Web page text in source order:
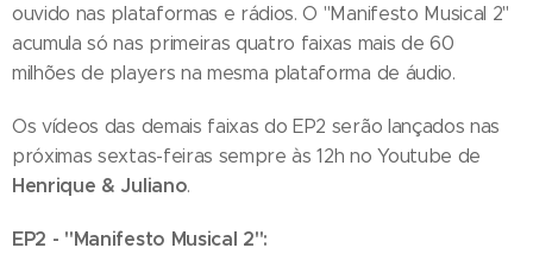
ouvido nas plataformas e rádios. O "Manifesto Musical 2"
acumula só nas primeiras quatro faixas mais de 60
milhões de players na mesma plataforma de áudio.
Os vídeos das demais faixas do EP2 serão lançados nas
próximas sextas-feiras sempre às 12h no Youtube de
Henrique & Juliano.
EP2 - "Manifesto Musical 2":